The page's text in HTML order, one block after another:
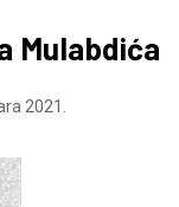
Mulabdića
2021.